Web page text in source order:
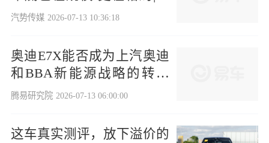
势
汽势传媒 2026-07-13 10:36:18
奥迪E7X能否成为上汽奥迪
和BBA新能源战略的转折
点
腾易研究院 2026-07-13 06:00:00
这车真实测评，放下溢价的